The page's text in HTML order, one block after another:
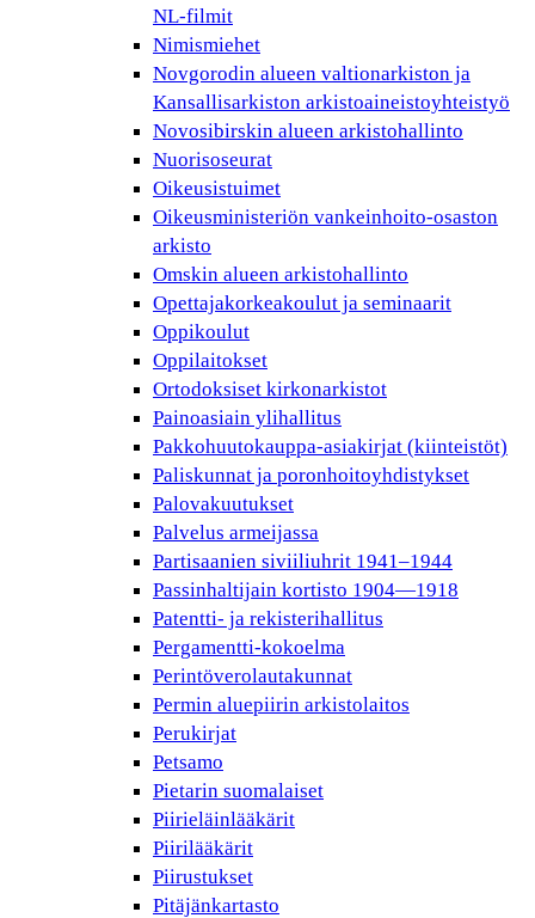
NL-filmit
Nimismiehet
Novgorodin alueen valtionarkiston ja
Kansallisarkiston arkistoaineistoyhteistyö
Novosibirskin alueen arkistohallinto
Nuorisoseurat
Oikeusistuimet
Oikeusministeriön vankeinhoito-osaston
arkisto
Omskin alueen arkistohallinto
Opettajakorkeakoulut ja seminaarit
Oppikoulut
Oppilaitokset
Ortodoksiset kirkonarkistot
Painoasiain ylihallitus
Pakkohuutokauppa-asiakirjat (kiinteistöt)
Paliskunnat ja poronhoitoyhdistykset
Palovakuutukset
Palvelus armeijassa
Partisaanien siviiliuhrit 1941–1944
Passinhaltijain kortisto 1904—1918
Patentti- ja rekisterihallitus
Pergamentti-kokoelma
Perintöverolautakunnat
Permin aluepiirin arkistolaitos
Perukirjat
Petsamo
Pietarin suomalaiset
Piirieläinlääkärit
Piirilääkärit
Piirustukset
Pitäjänkartasto